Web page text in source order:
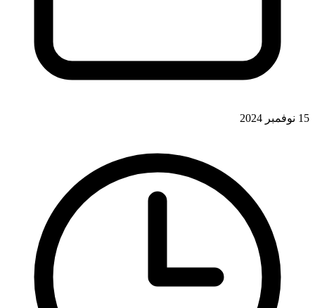
15 نوفمبر 2024